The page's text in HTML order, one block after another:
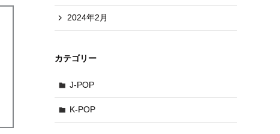
2024年2月
カテゴリー
J-POP
K-POP